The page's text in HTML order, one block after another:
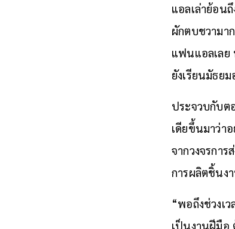
แอลเล่าย้อน
ผักตบชวามา
แฟนแอลเลย
ยังเรียนมัธยม
ประจวบกับต
เดียขึ้นมาว่า
จากวงจรกา
การผลิตชิ้นง
“พอถึงช่วงเ
เป็นงานฝีมือ